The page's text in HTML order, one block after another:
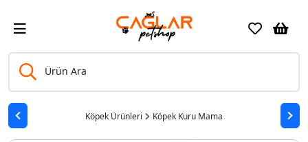
Ürün Ara
Köpek Ürünleri Köpek Kuru Mama